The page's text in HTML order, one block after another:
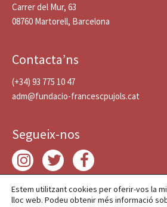
Carrer del Mur, 63
08760 Martorell, Barcelona
Contacta’ns
(+34) 93 775 10 47
adm@fundacio-francescpujols.cat
Segueix-nos
Estem utilitzant cookies per oferir-vos la
lloc web. Podeu obtenir més informació